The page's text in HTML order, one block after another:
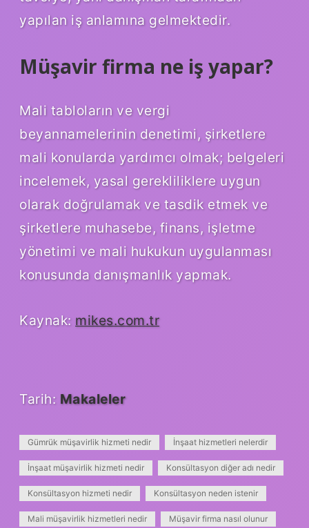
yapılan iş anlamına gelmektedir.
Müşavir firma ne iş yapar?
Mali tabloların ve vergi
beyannamelerinin denetimi, şirketlere
mali konularda yardımcı olmak; belgeleri
incelemek, yasal gerekliliklere uygun
olarak doğrulamak ve tasdik etmek ve
şirketlere muhasebe, finans, işletme
yönetimi ve mali hukukun uygulanması
konusunda danışmanlık yapmak.
Kaynak: mikes.com.tr
Tarih: Makaleler
Gümrük müşavirlik hizmeti nedir İnşaat hizmetleri nelerdir
İnşaat müşavirlik hizmeti nedir Konsültasyon diğer adı nedir
Konsültasyon hizmeti nedir Konsültasyon neden istenir
Mali müşavirlik hizmetleri nedir Müşavir firma nasıl olunur